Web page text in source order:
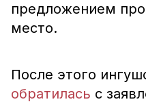
предложением
место.
После этого
обратилась с